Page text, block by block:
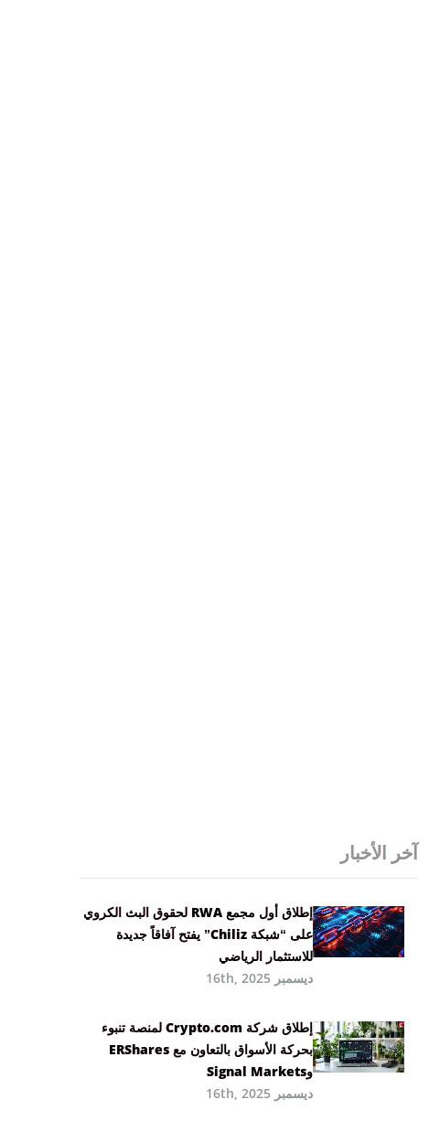
آخر الأخبار
إطلاق أول مجمع RWA لحقوق البث الكروي
على “شبكة Chiliz” يفتح آفاقاً جديدة
للاستثمار الرياضي
ديسمبر 16th, 2025
إطلاق شركة Crypto.com لمنصة تنبوء
بحركة الأسواق بالتعاون مع ERShares
وSignal Markets
ديسمبر 16th, 2025